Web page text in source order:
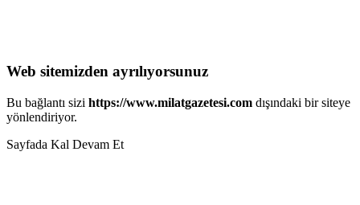
Web sitemizden ayrılıyorsunuz
Bu bağlantı sizi https://www.milatgazetesi.com dışındaki bir siteye
yönlendiriyor.
Sayfada Kal Devam Et